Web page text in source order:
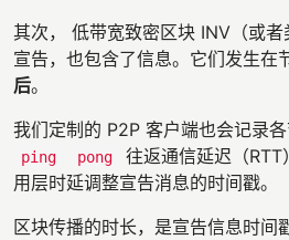
其次， 低带宽致密区块 INV（或者
宣告，也包含了信息。它们发生在
后。
我们定制的 P2P 客户端也会记录
ping pong
往返通信延迟（
用层时延调整宣告消息的时间戳。
区块传播的时长，是宣告信息时间